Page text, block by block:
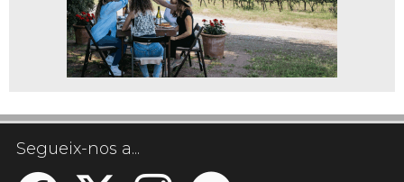
Segueix-nos a...